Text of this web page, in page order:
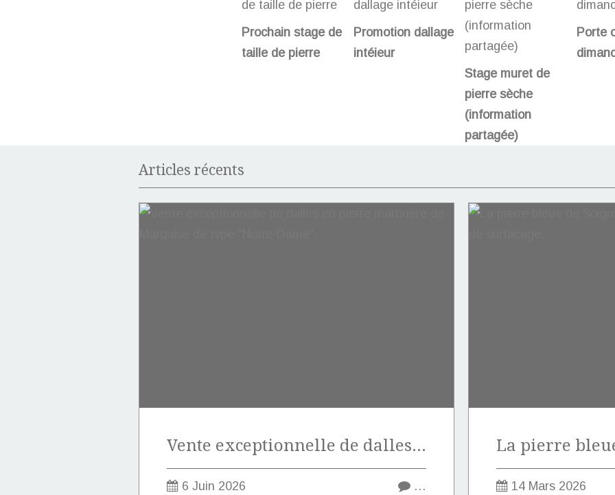
Prochain stage de
taille de pierre
Promotion dallage
intéieur
Stage muret de
pierre sèche
(information
partagée)
Porte
Articles récents
Vente exceptionnelle de dalles en pierre marbrière de Marquise de type "Notre-Dame".
6 Juin 2026 … 14 Mars 2026